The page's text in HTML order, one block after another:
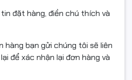
trợ kỹ thuật trọn đời
2 giờ
hoặc truy cập
tư vấn và nhận ưu đãi tốt
đặt hàng, điền chú thích và
hàng bạn gửi chúng tôi sẽ liên
để xác nhận lại đơn hàng và